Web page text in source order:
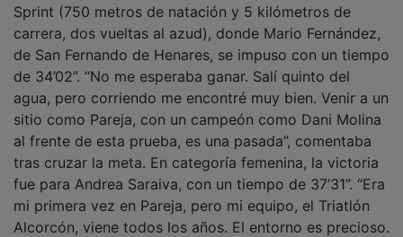
Sprint (750 metros de natación y 5 kilómetros de
carrera, dos vueltas al azud), donde Mario Fernández,
de San Fernando de Henares, se impuso con un tiempo
de 34’02”. “No me esperaba ganar. Salí quinto del
agua, pero corriendo me encontré muy bien. Venir a un
sitio como Pareja, con un campeón como Dani Molina
al frente de esta prueba, es una pasada”, comentaba
tras cruzar la meta. En categoría femenina, la victoria
fue para Andrea Saraiva, con un tiempo de 37’31”. “Era
mi primera vez en Pareja, pero mi equipo, el Triatlón
Alcorcón, viene todos los años. El entorno es precioso.